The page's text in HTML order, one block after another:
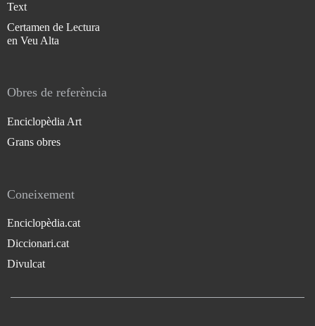
Text
Certamen de Lectura
en Veu Alta
Obres de referència
Enciclopèdia Art
Grans obres
Coneixement
Enciclopèdia.cat
Diccionari.cat
Divulcat